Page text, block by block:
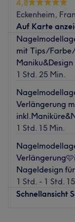
noch der
besten noch
Freundlich,
Eigenschaften,
Team machen
Erlebnis. All
anhaltende
ausgefallensten
faire Preisen
Komm vorbei
verwöhnen.
4,8
Eckenheim,
Auf Karte
mit Tips/
1 Std. 25 Min.
Verlängerung
1 Std. 15 Min.
Nageldesign
1 Std. - 1 Std.
Schnellansicht